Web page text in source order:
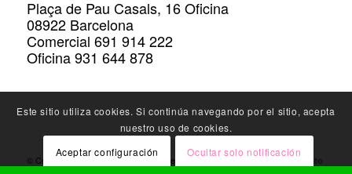
Plaça de Pau Casals, 16 Oficina
08922 Barcelona
Comercial 691 914 222
Oficina 931 644 878
© Copyright Policarbonato.PRO - Expertos en Instalación de Policarbonato
Este sitio utiliza cookies. Si continúa navegando por el sitio, acepta
nuestro uso de cookies.
Aceptar configuración
Ocultar solo notificación